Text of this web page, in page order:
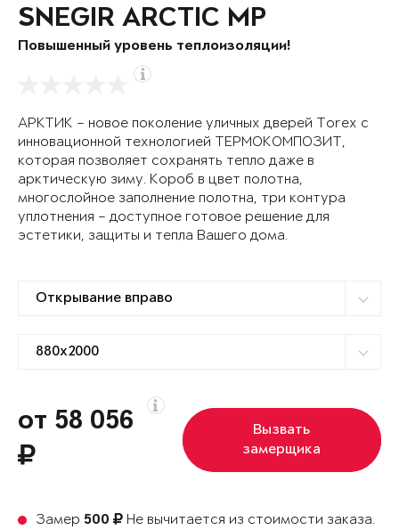
SNEGIR ARCTIC MP
Повышенный уровень теплоизоляции!
АРКТИК – новое поколение уличных дверей Torex с
инновационной технологией ТЕРМОКОМПОЗИТ,
которая позволяет сохранять тепло даже в
арктическую зиму. Короб в цвет полотна,
многослойное заполнение полотна, три контура
уплотнения – доступное готовое решение для
эстетики, защиты и тепла Вашего дома.
от 58 056
Вызвать
замерщика
Замер 500
Не вычитается из стоимости заказа.